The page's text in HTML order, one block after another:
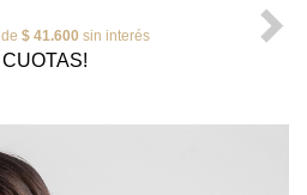
de $ 41.600 sin interés
CUOTAS!